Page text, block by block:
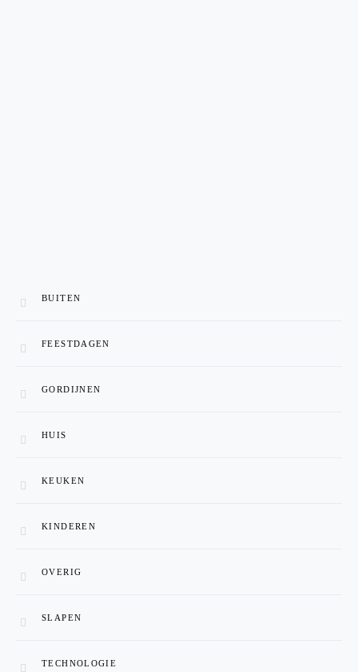
BUITEN
FEESTDAGEN
GORDIJNEN
HUIS
KEUKEN
KINDEREN
OVERIG
SLAPEN
TECHNOLOGIE